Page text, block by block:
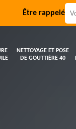
Être rappelé
NETTOYAGE ET POSE
DE GOUTTIÈRE 40